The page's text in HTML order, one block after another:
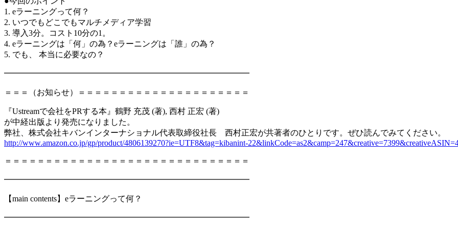
1. eラーニングって何？
2. いつでもどこでもマルチメディア学習
3. 導入3分。コスト10分の1。
4. eラーニングは「何」の為？eラーニングは「誰」の為？
5. でも、 本当に必要なの？
━━━━━━━━━━━━━━━━━━━━━━━━━━━━━━
＝＝＝（お知らせ）＝＝＝＝＝＝＝＝＝＝＝＝＝＝＝＝＝＝＝＝＝
『Ustreamで会社をPRする本』鶴野 充茂 (著), 西村 正宏 (著)
が中経出版より発売になりました。
弊社、株式会社キバンインターナショナル代表取締役社長 西村正宏が共著者のひとりです。ぜひ読んでみてください。
http://www.amazon.co.jp/gp/product/4806139270?ie=UTF8&tag=kibanint-
＝＝＝＝＝＝＝＝＝＝＝＝＝＝＝＝＝＝＝＝＝＝＝＝＝＝＝＝＝＝
━━━━━━━━━━━━━━━━━━━━━━━━━━━━━━
【main contents】eラーニングって何？
━━━━━━━━━━━━━━━━━━━━━━━━━━━━━━